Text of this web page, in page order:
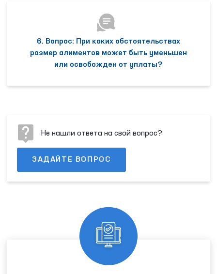
6. Вопрос: При каких обстоятельствах
размер алиментов может быть уменьшен
или освобожден от уплаты?
Не нашли ответа на свой вопрос?
ЗАДАЙТЕ ВОПРОС